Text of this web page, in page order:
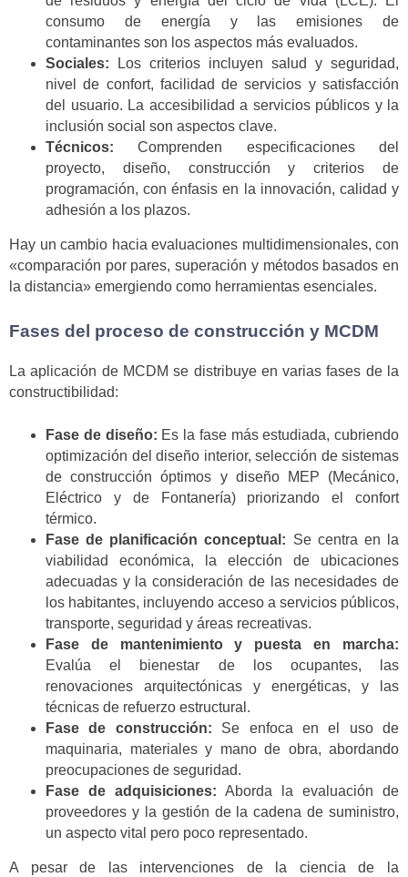
consumo de energía y las emisiones de
contaminantes son los aspectos más evaluados.
Sociales: Los criterios incluyen salud y seguridad,
nivel de confort, facilidad de servicios y satisfacción
del usuario. La accesibilidad a servicios públicos y la
inclusión social son aspectos clave.
Técnicos: Comprenden especificaciones del
proyecto, diseño, construcción y criterios de
programación, con énfasis en la innovación, calidad y
adhesión a los plazos.
Hay un cambio hacia evaluaciones multidimensionales, con
«comparación por pares, superación y métodos basados en
la distancia» emergiendo como herramientas esenciales.
Fases del proceso de construcción y MCDM
La aplicación de MCDM se distribuye en varias fases de la
constructibilidad:
Fase de diseño: Es la fase más estudiada, cubriendo
optimización del diseño interior, selección de sistemas
de construcción óptimos y diseño MEP (Mecánico,
Eléctrico y de Fontanería) priorizando el confort
térmico.
Fase de planificación conceptual: Se centra en la
viabilidad económica, la elección de ubicaciones
adecuadas y la consideración de las necesidades de
los habitantes, incluyendo acceso a servicios públicos,
transporte, seguridad y áreas recreativas.
Fase de mantenimiento y puesta en marcha:
Evalúa el bienestar de los ocupantes, las
renovaciones arquitectónicas y energéticas, y las
técnicas de refuerzo estructural.
Fase de construcción: Se enfoca en el uso de
maquinaria, materiales y mano de obra, abordando
preocupaciones de seguridad.
Fase de adquisiciones: Aborda la evaluación de
proveedores y la gestión de la cadena de suministro,
un aspecto vital pero poco representado.
A pesar de las intervenciones de la ciencia de la